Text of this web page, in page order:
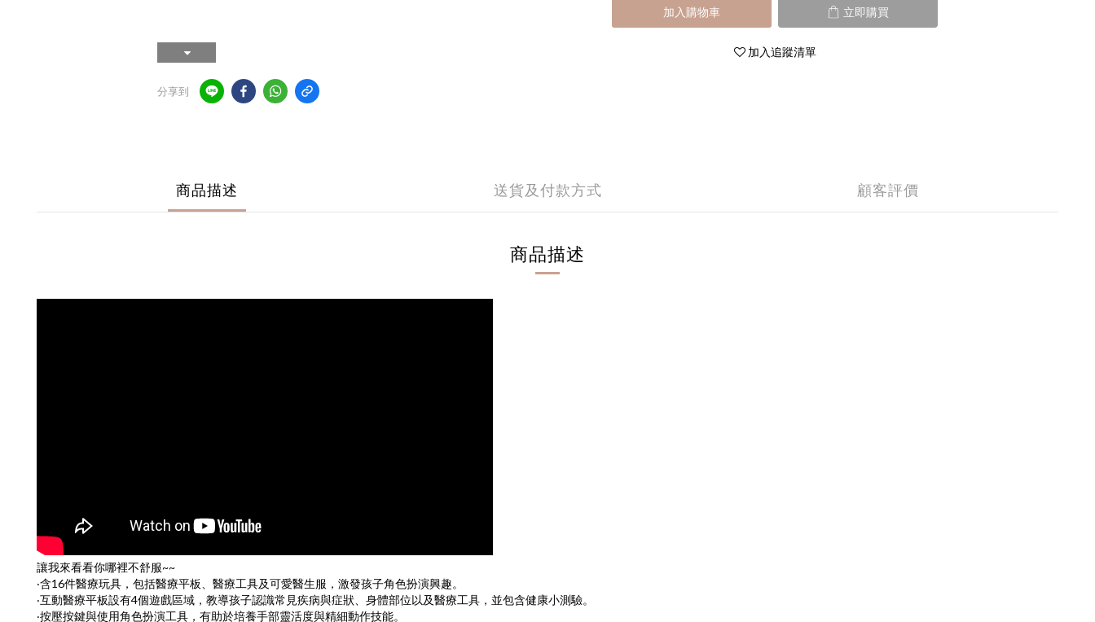
分享到
加入購物車 立即購買
加入追蹤清單
商品描述 送貨及付款方式 顧客評價
商品描述
讓我來看看你哪裡不舒服~~
‧含16件醫療玩具，包括醫療平板、醫療工具及可愛醫生服，激發孩子角色扮演興趣。
‧互動醫療平板設有4個遊戲區域，教導孩子認識常見疾病與症狀、身體部位以及醫療工具，並包含健康小測驗。
‧按壓按鍵與使用角色扮演工具，有助於培養手部靈活度與精細動作技能。